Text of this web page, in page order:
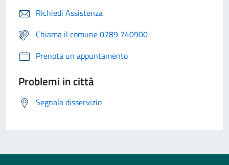
Richiedi Assistenza
Chiama il comune 0789 740900
Prenota un appuntamento
Problemi in città
Segnala disservizio